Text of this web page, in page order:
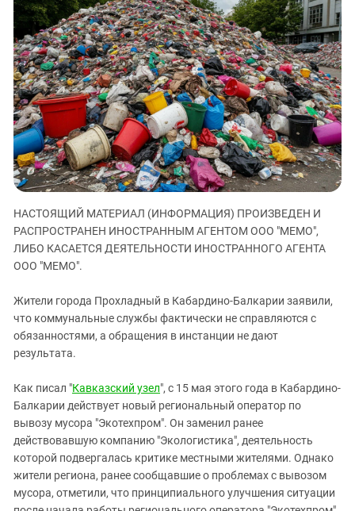
ЗАСТАВЛЯЕТ
КАВКАЗ ЗА ПАЛЕСТИНУ
ИНАКОМЫСЛИЕ В ЧЕЧНЕ
ПРЕСЛЕДОВАНИЕ АКТИВИСТОВ
МОБИЛИЗАЦИЯ И ПРОТЕСТЫ
Дагестан
Ингушетия
Кабардино-Балкария
Калмыкия
Карачаево-Черкесия
Краснодарский край
Нагорный Карабах
Российская Федерация
Ростовская область
Северная Осетия - Алания
СКФО
Чечня
Южная Осетия
Южный Кавказ
НАСТОЯЩИЙ МАТЕРИАЛ (ИНФОРМАЦИЯ) ПРОИЗВЕДЕН И
РАСПРОСТРАНЕН ИНОСТРАННЫМ АГЕНТОМ ООО "МЕМО",
ЛИБО КАСАЕТСЯ ДЕЯТЕЛЬНОСТИ ИНОСТРАННОГО АГЕНТА
ООО "МЕМО".
Жители города Прохладный в Кабардино-Балкарии заявили,
что коммунальные службы фактически не справляются с
обязанностями, а обращения в инстанции не дают
результата.
Как писал "Кавказский узел", с 15 мая этого года в Кабардино-
Балкарии действует новый региональный оператор по
вывозу мусора "Экотехпром". Он заменил ранее
действовавшую компанию "Экологистика", деятельность
которой подвергалась критике местными жителями. Однако
жители региона, ранее сообщавшие о проблемах с вывозом
мусора, отметили, что принципиального улучшения ситуации